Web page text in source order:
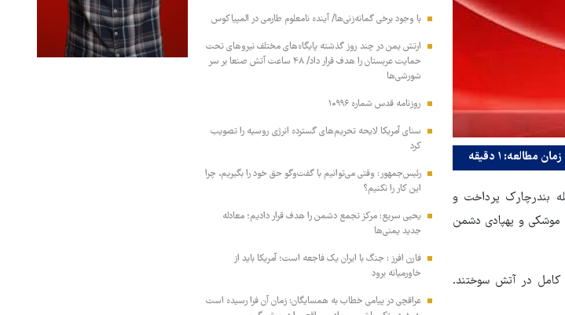
زمان مطالعه: ۱ دقیقه
بندرچارک پرداخت و
هدف حمله موشکی و پهپادی دشمن
دچار آسیب شدند که از این تعداد، ۴ فروند به طور کامل در آتش سوختند.
با وجود برخی گمانه‌زنی‌ها/ آینده نامعلوم طارمی در المپیاکوس
ارتش یمن در چند روز گذشته پایگاه‌های مختلف نیروهای تحت
حمایت عربستان را هدف قرار داد/ ۴۸ ساعت آتش صنعا بر سر
شورشی‌ها
روزنامه قدس شماره ۱۰۹۹۶
سنای آمریکا لایحه تحریم‌های گسترده انرژی روسیه را تصویب
کرد
رئیس‌جمهور: وقتی می‌توانیم با گفت‌وگو حق خود را بگیریم، چرا
این کار را نکنیم؟
یحیی سریع: مرکز تجمع دشمن را هدف قرار دادیم؛ معادله
جدید یمنی‌ها
فارن افرز : جنگ با ایران یک فاجعه است؛ آمریکا باید از
خاورمیانه برود
عراقچی در پیامی خطاب به همسایگان: زمان آن فرا رسیده است